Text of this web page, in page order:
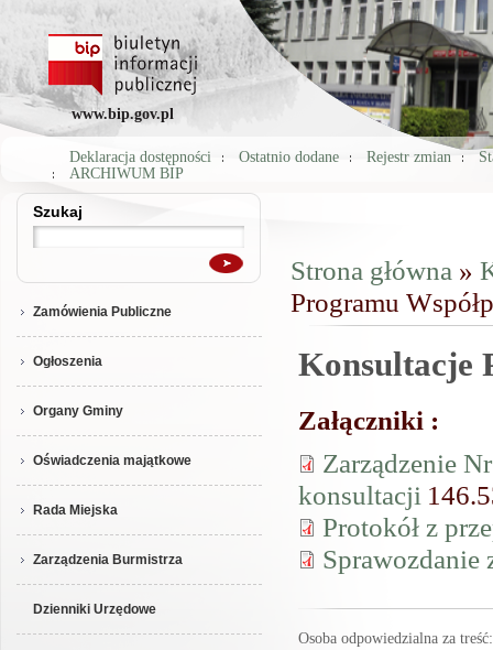
www.bip.gov.pl
Deklaracja dostępności Ostatnio dodane Rejestr zmian
ARCHIWUM BIP
Szukaj
Szukaj
Zamówienia Publiczne
Ogłoszenia
Organy Gminy
Oświadczenia majątkowe
Rada Miejska
Zarządzenia Burmistrza
Dzienniki Urzędowe
Jesteś tutaj
Strona główna »
Programu
Konsultacje
Załączniki :
Zarządzenie
konsultacji
Protokół z
Sprawozdanie
Osoba odpowiedzialna za